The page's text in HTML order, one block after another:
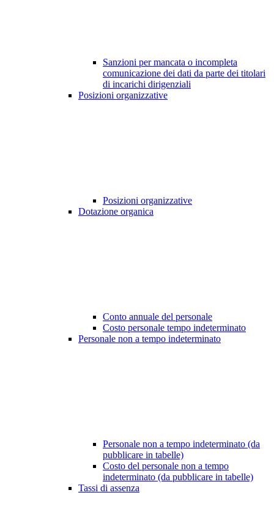
Sanzioni per mancata o incompleta
comunicazione dei dati da parte dei titolari
di incarichi dirigenziali
Posizioni organizzative
Posizioni organizzative
Dotazione organica
Conto annuale del personale
Costo personale tempo indeterminato
Personale non a tempo indeterminato
Personale non a tempo indeterminato (da
pubblicare in tabelle)
Costo del personale non a tempo
indeterminato (da pubblicare in tabelle)
Tassi di assenza